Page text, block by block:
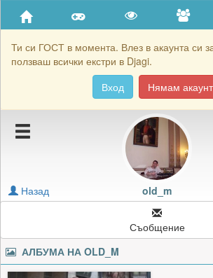
Ти си ГОСТ в момента. Влез в акаунта си
ползваш всички екстри в Djagi.
Вход
Нямам акаунт
Приятели
Хронология на игри
Подаръците на old_m
Блокирай old_m old_m
Назад
Съобщение
АЛБУМА НА OLD_M